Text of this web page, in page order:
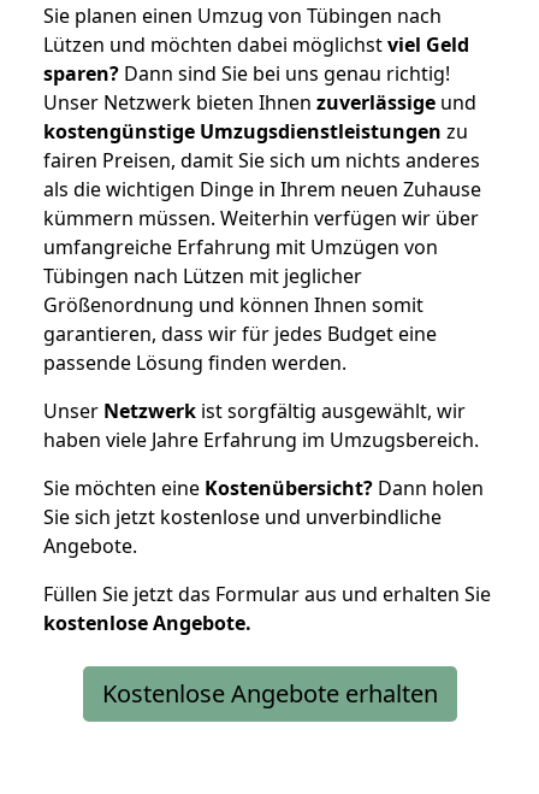
Sie planen einen Umzug von Tübingen nach
Lützen und möchten dabei möglichstviel Geld
sparen? Dann sind Sie bei uns genau richtig!
Unser Netzwerk bieten Ihnen zuverlässige und
kostengünstige Umzugsdienstleistungen zu
fairen Preisen, damit Sie sich um nichts anderes
als die wichtigen Dinge in Ihrem neuen Zuhause
kümmern müssen. Weiterhin verfügen wir über
umfangreiche Erfahrung mit Umzügen von
Tübingen nach Lützen mit jeglicher
Größenordnung und können Ihnen somit
garantieren, dass wir für jedes Budget eine
passende Lösung finden werden.
Unser Netzwerk ist sorgfältig ausgewählt, wir
haben viele Jahre Erfahrung im Umzugsbereich.
Sie möchten eine Kostenübersicht? Dann holen
Sie sich jetzt kostenlose und unverbindliche
Angebote.
Füllen Sie jetzt das Formular aus und erhalten Sie
kostenloseAngebote.
Kostenlose Angebote erhalten